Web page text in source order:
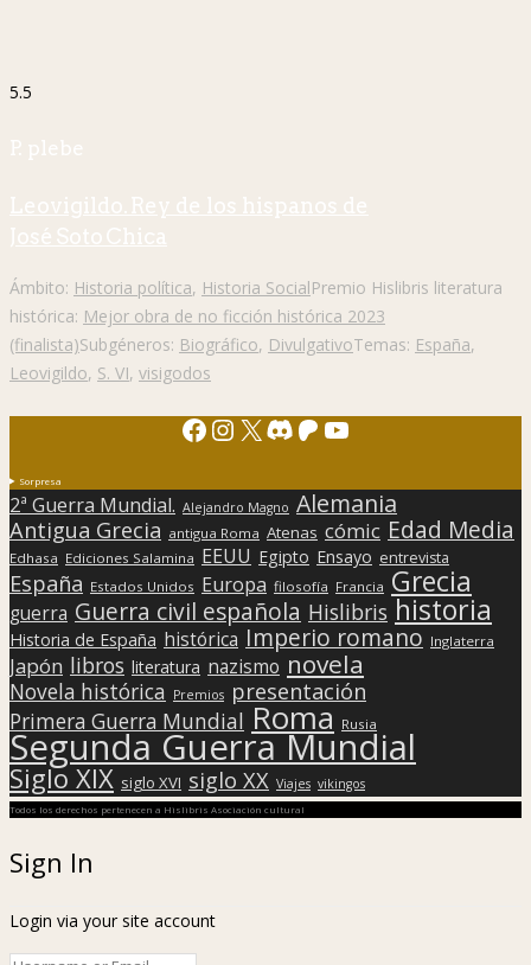
5.5
P. plebe
Leovigildo. Rey de los hispanos de
José Soto Chica
Ámbito: Historia política, Historia SocialPremio Hislibris literatura
histórica: Mejor obra de no ficción histórica 2023
(finalista)Subgéneros: Biográfico, DivulgativoTemas: España,
Leovigildo, S. VI, visigodos
Facebook
Instagram
X Discord
Patreon
YouTube
Sorpresa
2ª Guerra Mundial. Alejandro Magno Alemania
Antigua Grecia antigua Roma Atenas cómic Edad Media
Edhasa Ediciones Salamina EEUU Egipto Ensayo entrevista
España Estados Unidos Europa filosofía Francia Grecia
guerra Guerra civil española Hislibris historia
Historia de España histórica Imperio romano Inglaterra
Japón libros literatura nazismo novela
Novela histórica Premios presentación
Primera Guerra Mundial Roma Rusia
Segunda Guerra Mundial
Siglo XIX siglo XVI siglo XX Viajes vikingos
Todos los derechos pertenecen a Hislibris Asociación cultural
Sign In
Login via your site account